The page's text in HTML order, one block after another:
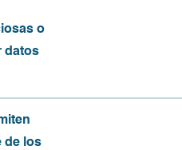
o
datos
de los